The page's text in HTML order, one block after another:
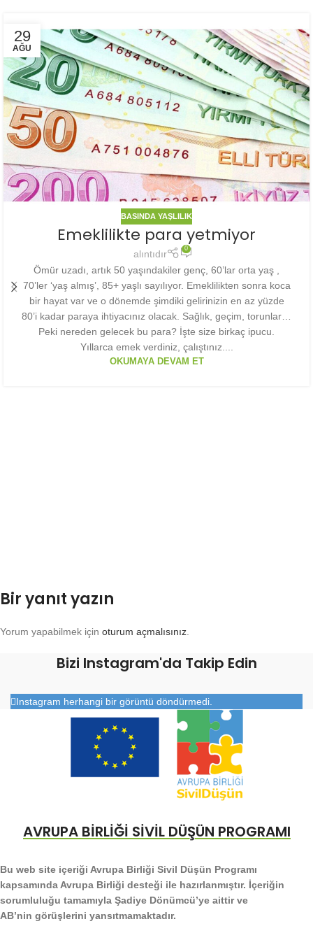
29
AĞU
BASINDA YAŞLILIK
Emeklilikte para yetmiyor
alıntıdır 0
Ömür uzadı, artık 50 yaşındakiler genç, 60’lar orta yaş ,
70’ler ‘yaş almış’, 85+ yaşlı sayılıyor. Emeklilikten sonra koca
bir hayat var ve o dönemde şimdiki gelirinizin en az yüzde
80’i kadar paraya ihtiyacınız olacak. Sağlık, geçim, torunlar…
Peki nereden gelecek bu para? İşte size birkaç ipucu.
Yıllarca emek verdiniz, çalıştınız....
OKUMAYA DEVAM ET
Bir yanıt yazın
Yorum yapabilmek için oturum açmalısınız.
Bizi Instagram'da Takip Edin
Instagram herhangi bir görüntü döndürmedi.
AVRUPA BİRLİĞİ SİVİL DÜŞÜN PROGRAMI
Bu web site içeriği Avrupa Birliği Sivil Düşün Programı
kapsamında Avrupa Birliği desteği ile hazırlanmıştır. İçeriğin
sorumluluğu tamamıyla Şadiye Dönümcü’ye aittir ve
AB’nin görüşlerini yansıtmamaktadır.